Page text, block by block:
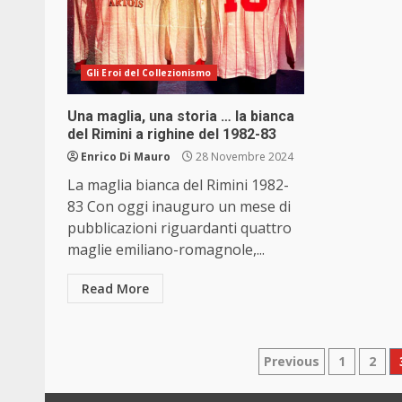
Gli Eroi del Collezionismo
Una maglia, una storia … la bianca
del Rimini a righine del 1982-83
Enrico Di Mauro 28 Novembre 2024
La maglia bianca del Rimini 1982-
83 Con oggi inauguro un mese di
pubblicazioni riguardanti quattro
maglie emiliano-romagnole,...
Read More
Previous 1 2